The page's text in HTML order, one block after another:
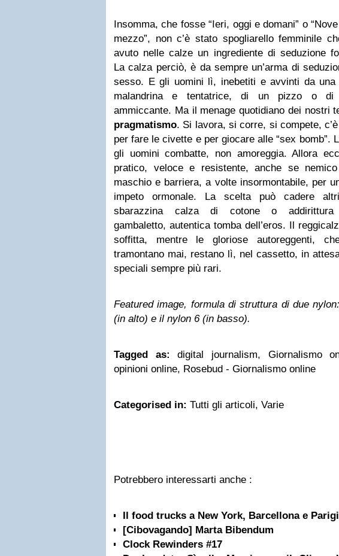
Insomma, che fosse “Ieri, oggi e domani” o
mezzo”, non c’è stato spogliarello femminile
avuto nelle calze un ingrediente di seduzione
La calza perciò, è da sempre un’arma di
sesso. E gli uomini lì, inebetiti e avvinti da una
malandrina e tentatrice, di un pizzo o di
ammiccante. Ma il menage quotidiano dei nostri
pragmatismo. Si lavora, si corre, si compete,
per fare le civette e per giocare alle “sex bomb”.
gli uomini combatte, non amoreggia. Allora
pratico, veloce e resistente, anche se
maschio e barriera, a volte insormontabile, per
impeto ormonale. La scelta può cadere
sbarazzina calza di cotone o addirittura
gambaletto, autentica tomba dell’eros. Il
soffitta, mentre le gloriose autoreggenti,
tramontano mai, restano lì, nel cassetto, in
speciali sempre più rari.
Featured image, formula di struttura di due
(in alto) e il nylon 6 (in basso).
Tagged as:digital journalism, Giornalismo
opinioni online, Rosebud - Giornalismo online
Categorised in: Tutti gli articoli, Varie
Potrebbero interessarti anche :
Il food trucks a New York, Barcellona e Parigi
[Cibovagando] Marta Bibendum
Clock Rewinders #17